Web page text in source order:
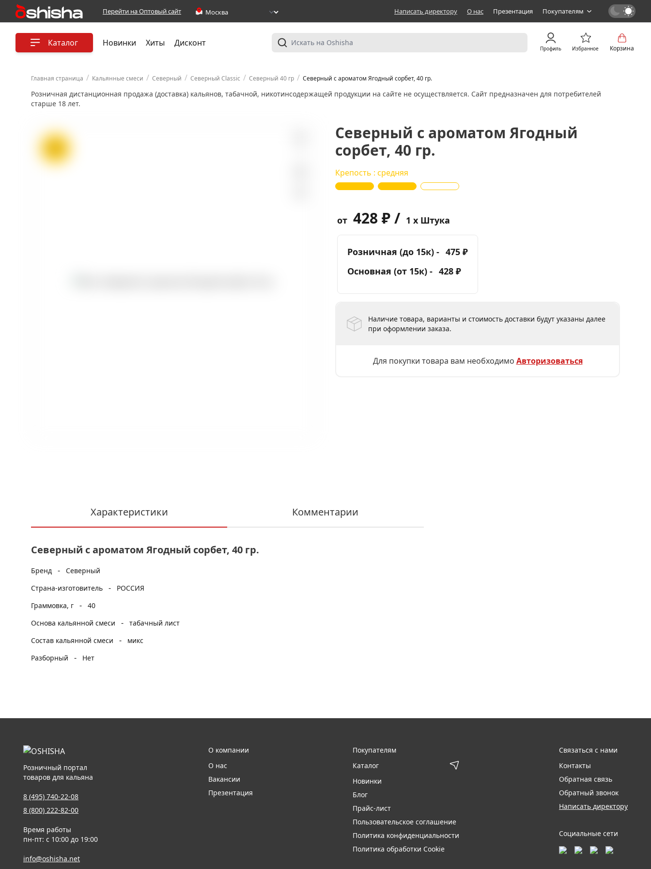
Перейти на Оптовый сайт Написать директору О нас Презентация Покупателям
Каталог Новинки Хиты Дисконт
Профиль Избранное Корзина
Главная страница / Кальянные смеси / Северный / Северный Classic / Северный 40 гр / Северный с ароматом Ягодный сорбет, 40 гр.
Розничная дистанционная продажа (доставка) кальянов, табачной, никотинсодержащей продукции на сайте не осуществляется. Сайт предназначен для потребителей
старше 18 лет.
Северный с ароматом Ягодный
сорбет, 40 гр.
Крепость : средняя
от 428 ₽ / 1 x Штука
Розничная (до 15к) - 475 ₽
Основная (от 15к) - 428 ₽
Наличие товара, варианты и стоимость доставки будут указаны далее
при оформлении заказа.
Для покупки товара вам необходимо Авторизоваться
Характеристики Комментарии
Северный с ароматом Ягодный сорбет, 40 гр.
Бренд -
Северный
Страна-изготовитель
-
РОССИЯ
Граммовка, г
- 40
Основа кальянной смеси
- табачный лист
Состав кальянной смеси
-
микс
Разборный
- Нет
Розничный портал
товаров для кальяна
8 (495) 740-22-08
8 (800) 222-82-00
Время работы
пн-пт: с 10:00 до 19:00
info@oshisha.net
О компании
О нас
Вакансии
Презентация
Покупателям
Каталог
Новинки
Блог
Прайс-лист
Пользовательское соглашение
Политика конфиденциальности
Политика обработки Cookie
Связаться с нами
Контакты
Обратная связь
Обратный звонок
Написать директору
Социальные сети